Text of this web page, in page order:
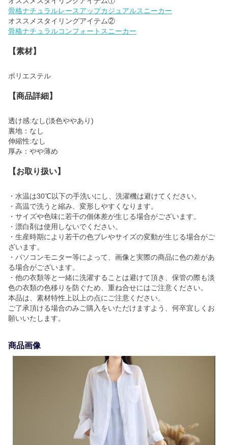
骨格ナチュラルレースアップカジュアルスニーカー
骨格ナチュラルコンフォートスニーカー
【素材】
ポリエステル
【商品詳細】
透け感:なし(淡色ややあり)
裏地：なし
伸縮性:なし
厚み：やや薄め
【お取り扱い】
・水温は30℃以下の手洗いにし、洗濯機は避けてください。
・高温で洗うと縮み、変形しやすくなります。
・サイズや色味に若干の個体差が生じる場合がございます。
・漂白剤は使用しないでください。
・生産時期により若干の色ブレやサイズの変動が生じる場合がご
ざいます。
・パソコンモニター等によって、画像と実際の商品に色の差があ
る場合がございます。
・他の衣類等と一緒に洗濯することは避けて頂き、保管の際も淡
色の衣類の色移りを防ぐため、重ね合せにはご注意ください。
本品は、素材特性上以上の点にご注意ください。
ご了承頂ける場合のみご購入をいただけますよう、何卒宜しくお
願いいたします。
商品画像